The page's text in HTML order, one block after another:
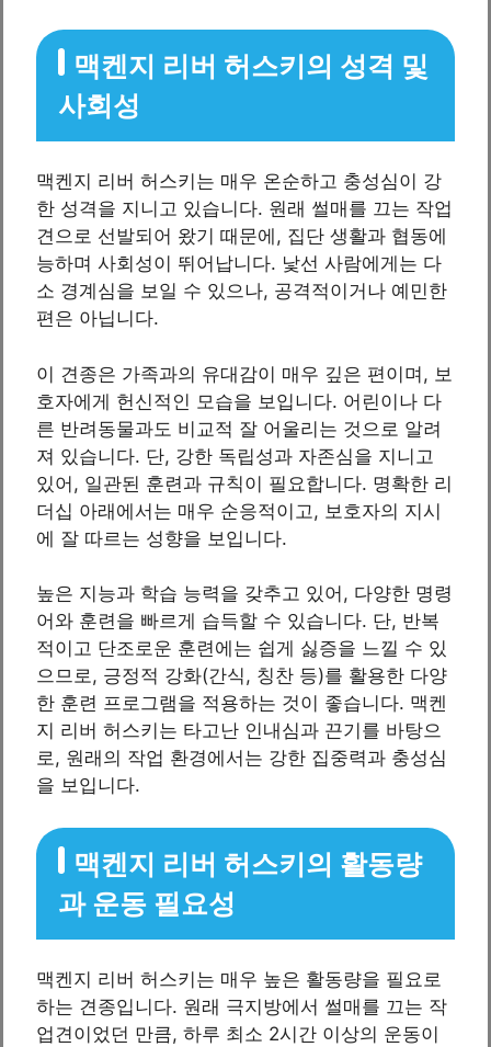
맥켄지 리버 허스키의 성격 및
사회성
맥켄지 리버 허스키는 매우 온순하고 충성심이 강
한 성격을 지니고 있습니다. 원래 썰매를 끄는 작업
견으로 선발되어 왔기 때문에, 집단 생활과 협동에
능하며 사회성이 뛰어납니다. 낯선 사람에게는 다
소 경계심을 보일 수 있으나, 공격적이거나 예민한
편은 아닙니다.
이 견종은 가족과의 유대감이 매우 깊은 편이며, 보
호자에게 헌신적인 모습을 보입니다. 어린이나 다
른 반려동물과도 비교적 잘 어울리는 것으로 알려
져 있습니다. 단, 강한 독립성과 자존심을 지니고
있어, 일관된 훈련과 규칙이 필요합니다. 명확한 리
더십 아래에서는 매우 순응적이고, 보호자의 지시
에 잘 따르는 성향을 보입니다.
높은 지능과 학습 능력을 갖추고 있어, 다양한 명령
어와 훈련을 빠르게 습득할 수 있습니다. 단, 반복
적이고 단조로운 훈련에는 쉽게 싫증을 느낄 수 있
으므로, 긍정적 강화(간식, 칭찬 등)를 활용한 다양
한 훈련 프로그램을 적용하는 것이 좋습니다. 맥켄
지 리버 허스키는 타고난 인내심과 끈기를 바탕으
로, 원래의 작업 환경에서는 강한 집중력과 충성심
을 보입니다.
맥켄지 리버 허스키의 활동량
과 운동 필요성
맥켄지 리버 허스키는 매우 높은 활동량을 필요로
하는 견종입니다. 원래 극지방에서 썰매를 끄는 작
업견이었던 만큼, 하루 최소 2시간 이상의 운동이